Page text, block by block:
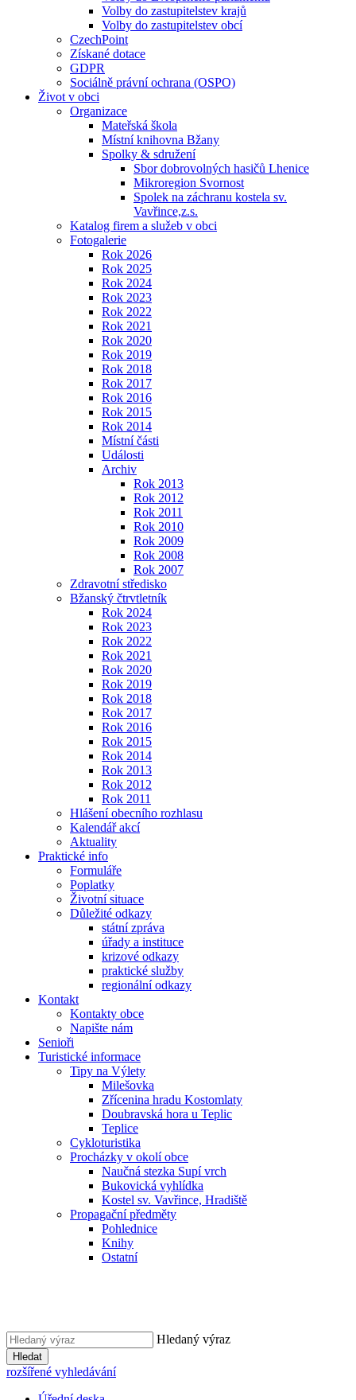
Volby do zastupitelstev krajů
Volby do zastupitelstev obcí
CzechPoint
Získané dotace
GDPR
Sociálně právní ochrana (OSPO)
Život v obci
Organizace
Mateřská škola
Místní knihovna Bžany
Spolky & sdružení
Sbor dobrovolných hasičů Lhenice
Mikroregion Svornost
Spolek na záchranu kostela sv.
Vavřince,z.s.
Katalog firem a služeb v obci
Fotogalerie
Rok 2026
Rok 2025
Rok 2024
Rok 2023
Rok 2022
Rok 2021
Rok 2020
Rok 2019
Rok 2018
Rok 2017
Rok 2016
Rok 2015
Rok 2014
Místní části
Události
Archiv
Rok 2013
Rok 2012
Rok 2011
Rok 2010
Rok 2009
Rok 2008
Rok 2007
Zdravotní středisko
Bžanský čtrvtletník
Rok 2024
Rok 2023
Rok 2022
Rok 2021
Rok 2020
Rok 2019
Rok 2018
Rok 2017
Rok 2016
Rok 2015
Rok 2014
Rok 2013
Rok 2012
Rok 2011
Hlášení obecního rozhlasu
Kalendář akcí
Aktuality
Praktické info
Formuláře
Poplatky
Životní situace
Důležité odkazy
státní zpráva
úřady a instituce
krizové odkazy
praktické služby
regionální odkazy
Kontakt
Kontakty obce
Napište nám
Senioři
Turistické informace
Tipy na Výlety
Milešovka
Zřícenina hradu Kostomlaty
Doubravská hora u Teplic
Teplice
Cykloturistika
Procházky v okolí obce
Naučná stezka Supí vrch
Bukovická vyhlídka
Kostel sv. Vavřince, Hradiště
Propagační předměty
Pohlednice
Knihy
Ostatní
Hledaný výraz
Hledat
rozšířené vyhledávání